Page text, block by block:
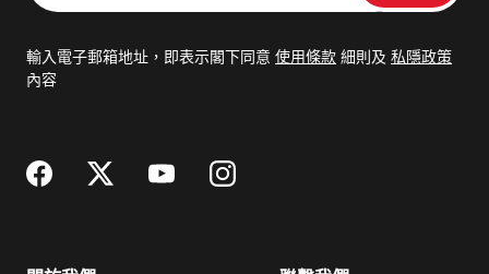
郵
輸入電子郵箱地址，即表示閣下同意 使用條款 細則及 私隱政策
內容